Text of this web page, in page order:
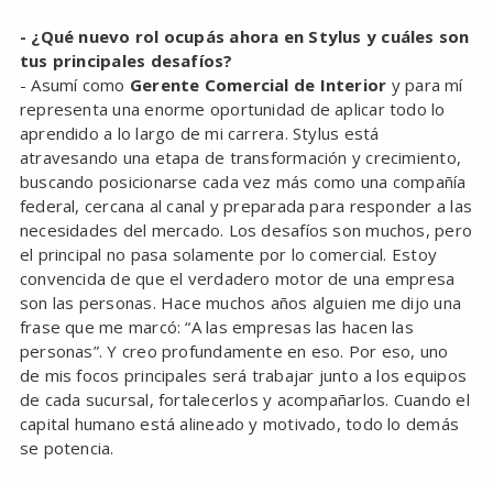
- ¿Qué nuevo rol ocupás ahora en Stylus y cuáles son
tus principales desafíos?
- Asumí como Gerente Comercial de Interior y para mí
representa una enorme oportunidad de aplicar todo lo
aprendido a lo largo de mi carrera. Stylus está
atravesando una etapa de transformación y crecimiento,
buscando posicionarse cada vez más como una compañía
federal, cercana al canal y preparada para responder a las
necesidades del mercado. Los desafíos son muchos, pero
el principal no pasa solamente por lo comercial. Estoy
convencida de que el verdadero motor de una empresa
son las personas. Hace muchos años alguien me dijo una
frase que me marcó: “A las empresas las hacen las
personas”. Y creo profundamente en eso. Por eso, uno
de mis focos principales será trabajar junto a los equipos
de cada sucursal, fortalecerlos y acompañarlos. Cuando el
capital humano está alineado y motivado, todo lo demás
se potencia.